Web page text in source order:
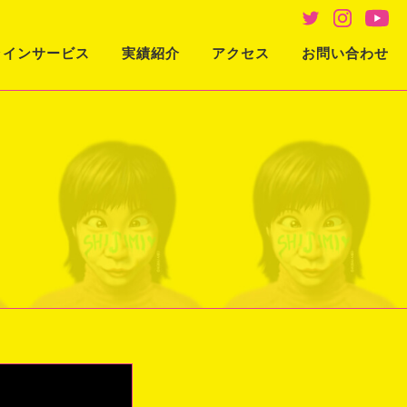
ンサービス 実績紹介 アクセス お問い合わせ